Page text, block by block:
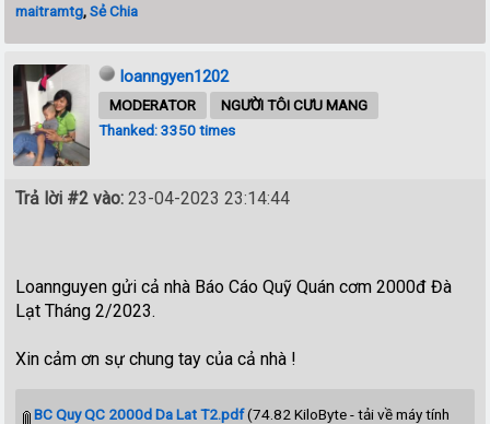
maitramtg,Sẻ Chia
loanngyen1202
MODERATOR
NGƯỜI TÔI CƯU MANG
Thanked: 3350 times
Trả lời #2 vào: 23-04-2023 23:14:44
Loannguyen gửi cả nhà Báo Cáo Quỹ Quán cơm 2000đ Đà
Lạt Tháng 2/2023.
Xin cảm ơn sự chung tay của cả nhà !
BC Quy QC 2000d Da Lat T2.pdf(74.82 KiloByte - tải về máy tính